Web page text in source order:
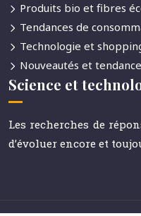
Produits bio et fibres
Tendances de
Technologie et
Nouveautés et
Science et
Les recherches de
d’évoluer encore et